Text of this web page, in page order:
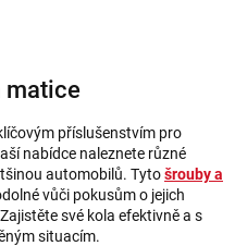
matice
příslušenstvím pro
nabídce naleznete různé
automobilů. Tytošrouby a
vůči pokusům o jejich
své kola efektivně a s
situacím.